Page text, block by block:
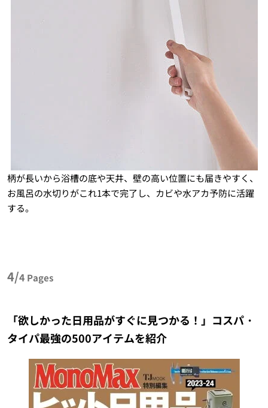
柄が長いから浴槽の底や天井、壁の高い位置にも届きやすく、
お風呂の水切りがこれ1本で完了し、カビや水アカ予防に活躍
する。
4/4 Pages
「欲しかった日用品がすぐに見つかる！」コスパ・
タイパ最強の500アイテムを紹介